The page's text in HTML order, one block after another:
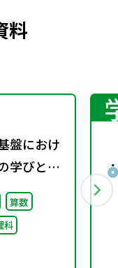
料
盤におけ
学びと教
特別課題
算数
科